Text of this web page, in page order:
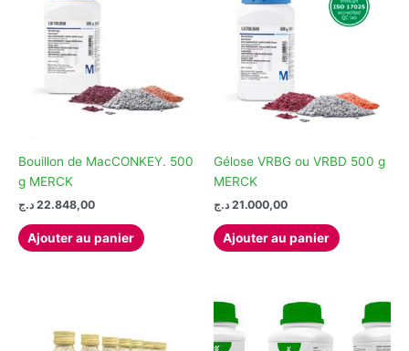
Bouillon de MacCONKEY. 500
g MERCK
22.848,00 د.ج
Ajouter au panier
Gélose VRBG ou VRBD 500 g
MERCK
21.000,00 د.ج
Ajouter au panier